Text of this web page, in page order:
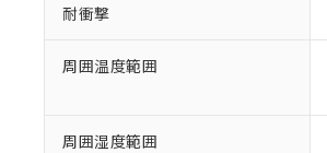
耐衝撃
周囲温度範囲
周囲湿度範囲